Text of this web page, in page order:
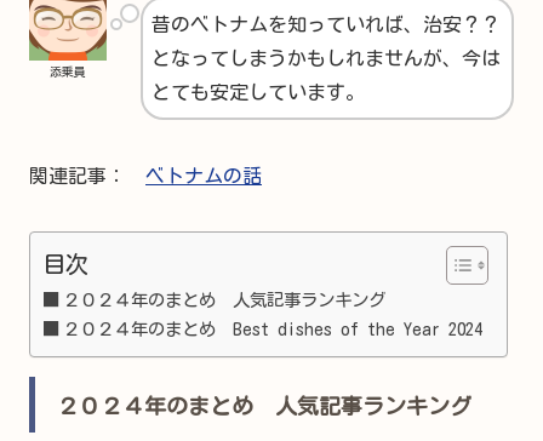
添乗員
昔のベトナムを知っていれば、治安？？
となってしまうかもしれませんが、今は
とても安定しています。
関連記事： ベトナムの話
目次
２０２４年のまとめ 人気記事ランキング
２０２４年のまとめ Best dishes of the Year 2024
２０２４年のまとめ 人気記事ランキング